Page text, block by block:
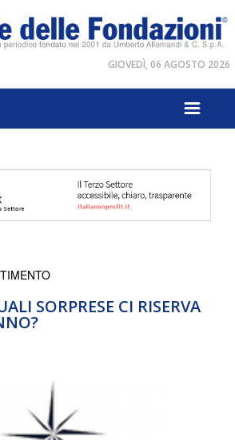
GIOVEDÌ, 06 AGOSTO 2026
SORPRESE CI RISERVA